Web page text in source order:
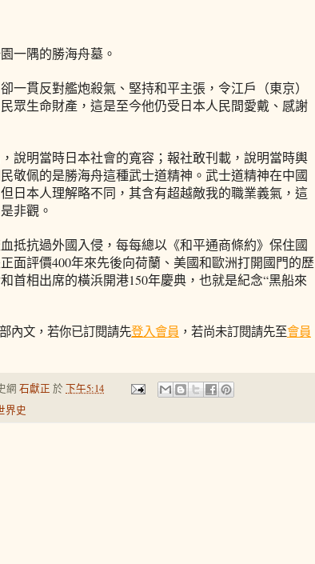
一隅的勝海舟墓。
一貫反對艦炮殺氣、堅持和平主張，令江戶（東京）
眾生命財產，這是至今他仍受日本人民間愛戴、感謝
說明當時日本社會的寬容；報社敢刊載，說明當時輿
敬佩的是勝海舟這種武士道精神。武士道精神在中國
日本人理解略不同，其含有超越敵我的職業義氣，這
非觀。
抵抗過外國入侵，每每總以《和平通商條約》保住國
面評價400年來先後向荷蘭、美國和歐洲打開國門的歷
首相出席的橫浜開港150年慶典，也就是紀念“黑船來
內文，若你已訂閱請先登入會員 ，若尚未訂閱請先至會員
網 石獻正 於 下午5:14
界史